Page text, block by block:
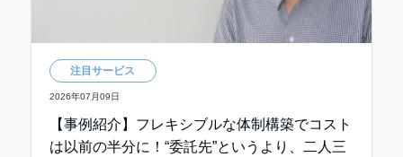
注目サービス
2026年07月09日
【事例紹介】フレキシブルな体制構築でコスト
は以前の半分に！“委託先”というより、二人三